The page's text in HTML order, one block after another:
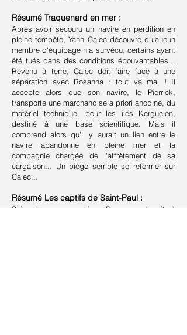
Résumé Traquenard en mer :
Après avoir secouru un navire en perdition en
pleine tempête, Yann Calec découvre qu'aucun
membre d'équipage n'a survécu, certains ayant
été tués dans des conditions épouvantables...
Revenu à terre, Calec doit faire face à une
séparation avec Rosanna : tout va mal ! Il
accepte alors que son navire, le Pierrick,
transporte une marchandise a priori anodine, du
matériel technique, pour les îles Kerguelen,
destiné à une base scientifique. Mais il
comprend alors qu'il y aurait un lien entre le
navire abandonné en pleine mer et la
compagnie chargée de l'affrètement de sa
cargaison... Un piège semble se refermer sur
Calec...
Résumé Les captifs de Saint-Paul :
Suite à son agression, Rosanna réussit à